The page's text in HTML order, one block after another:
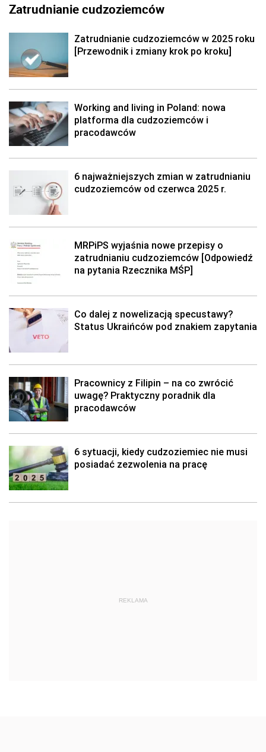
Zatrudnianie cudzoziemców
Zatrudnianie cudzoziemców w 2025 roku
[Przewodnik i zmiany krok po kroku]
Working and living in Poland: nowa
platforma dla cudzoziemców i
pracodawców
6 najważniejszych zmian w zatrudnianiu
cudzoziemców od czerwca 2025 r.
MRPiPS wyjaśnia nowe przepisy o
zatrudnianiu cudzoziemców [Odpowiedź
na pytania Rzecznika MŚP]
Co dalej z nowelizacją specustawy?
Status Ukraińców pod znakiem zapytania
Pracownicy z Filipin – na co zwrócić
uwagę? Praktyczny poradnik dla
pracodawców
6 sytuacji, kiedy cudzoziemiec nie musi
posiadać zezwolenia na pracę
REKLAMA